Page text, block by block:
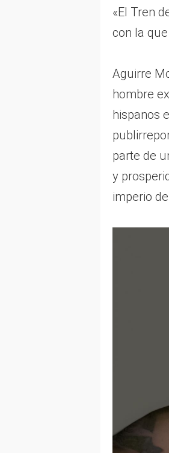
«El Tren
con la
Aguirre
hombre
hispanos
parte de
y
imperio